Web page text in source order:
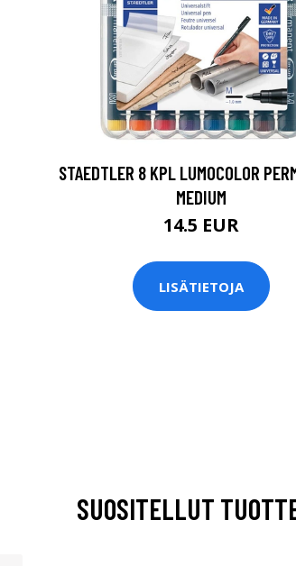
STAEDTLER 8 KPL LUMOCOLOR
MEDIUM
14.5 EUR
LISÄTIETOJA
SUOSITELLUT